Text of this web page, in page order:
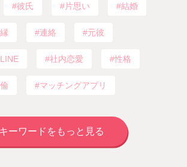
彼氏 片思い 結婚
連絡 元彼
LINE 社内恋愛 性格
マッチングアプリ
キーワードをもっと見る